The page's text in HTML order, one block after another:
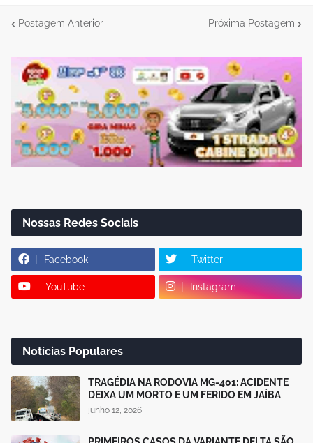
Postagem Anterior Próxima Postagem
Nossas Redes Sociais
Facebook Twitter
YouTube Instagram
Notícias Populares
TRAGÉDIA NA RODOVIA MG-401: ACIDENTE
DEIXA UM MORTO E UM FERIDO EM JAÍBA
junho 12, 2026